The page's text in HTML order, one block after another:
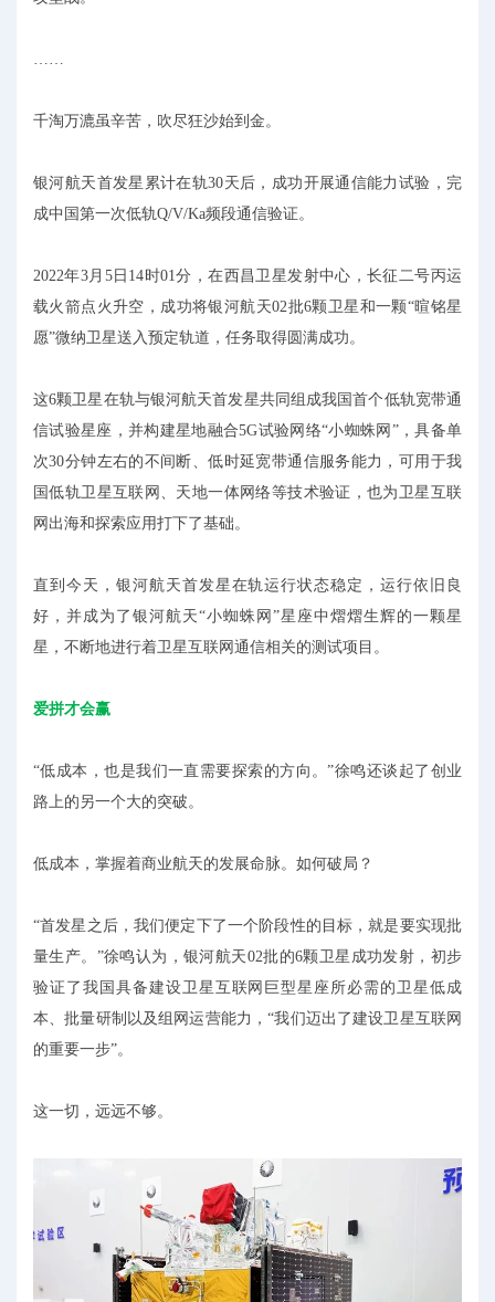
千淘万漉虽辛苦，吹尽狂沙始到金。
银河航天首发星累计在轨30天后，成功开展通信能力试验，完
成中国第一次低轨Q/V/Ka频段通信验证。
2022年3月5日14时01分，在西昌卫星发射中心，长征二号丙运
载火箭点火升空，成功将银河航天02批6颗卫星和一颗“暄铭星
愿”微纳卫星送入预定轨道，任务取得圆满成功。
这6颗卫星在轨与银河航天首发星共同组成我国首个低轨宽带通
信试验星座，并构建星地融合5G试验网络“小蜘蛛网”，具备单
次30分钟左右的不间断、低时延宽带通信服务能力，可用于我
国低轨卫星互联网、天地一体网络等技术验证，也为卫星互联
网出海和探索应用打下了基础。
直到今天，银河航天首发星在轨运行状态稳定，运行依旧良
好，并成为了银河航天“小蜘蛛网”星座中熠熠生辉的一颗星
星，不断地进行着卫星互联网通信相关的测试项目。
爱拼才会赢
“低成本，也是我们一直需要探索的方向。”徐鸣还谈起了创业
路上的另一个大的突破。
低成本，掌握着商业航天的发展命脉。如何破局？
“首发星之后，我们便定下了一个阶段性的目标，就是要实现批
量生产。”徐鸣认为，银河航天02批的6颗卫星成功发射，初步
验证了我国具备建设卫星互联网巨型星座所必需的卫星低成
本、批量研制以及组网运营能力，“我们迈出了建设卫星互联网
的重要一步”。
这一切，远远不够。